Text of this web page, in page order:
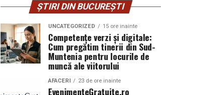
ȘTIRI DIN BUCUREȘTI
UNCATEGORIZED 15 ore inainte
Competențe verzi și digitale:
Cum pregătim tinerii din Sud-
Muntenia pentru locurile de
muncă ale viitorului
AFACERI 23 de ore inainte
EvenimenteGratuite.ro